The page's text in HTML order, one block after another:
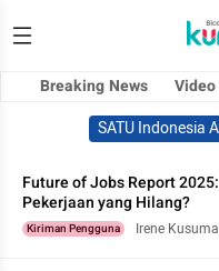
Breaking News
SATU Indonesia
Future of Jobs Report
Pekerjaan yang Hilang?
Kiriman Pengguna Irene